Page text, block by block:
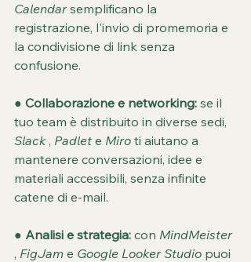
Calendar semplificano la
registrazione, l'invio di promemoria e
la condivisione di link senza
confusione.
● Collaborazione e networking: se il
tuo team è distribuito in diverse sedi,
Slack , Padlet e Miro ti aiutano a
mantenere conversazioni, idee e
materiali accessibili, senza infinite
catene di e-mail.
● Analisi e strategia: con MindMeister
, FigJam e Google Looker Studio puoi